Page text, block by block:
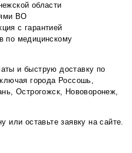
области
ВО
с гарантией
по медицинскому
и быструю доставку по
города Россошь,
Острогожск, Нововоронеж,
или оставьте заявку на сайте.